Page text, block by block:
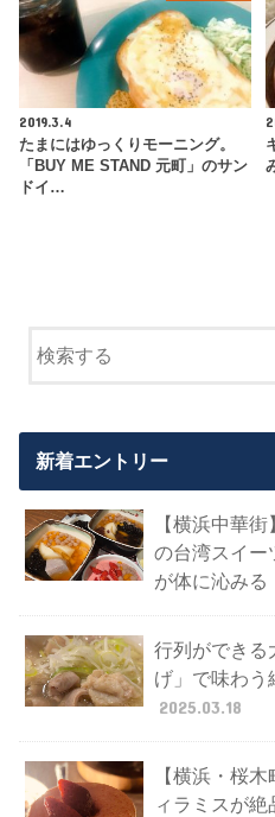
2019.3.4
たまにはゆっくりモーニング。
「BUY ME STAND 元町」のサン
ドイ…
新着エントリー
【横浜中華
の台湾スイー
が体に沁みる
行列ができる
げ」で味わう
2025.03.18
【横浜・桜
ィラミスが